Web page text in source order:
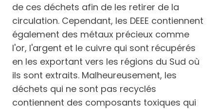
de ces déchets afin de les retirer de la
circulation. Cependant, les DEEE contiennent
également des métaux précieux comme
l'or, l'argent et le cuivre qui sont récupérés
en les exportant vers les régions du Sud où
ils sont extraits. Malheureusement, les
déchets qui ne sont pas recyclés
contiennent des composants toxiques qui